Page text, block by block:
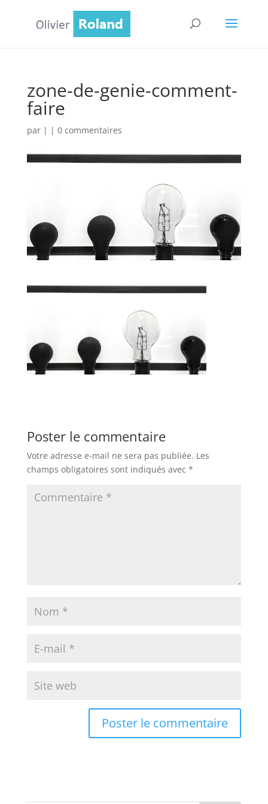
zone-de-genie-comment-
faire
par | | 0 commentaires
Poster le commentaire
Votre adresse e-mail ne sera pas publiée. Les
champs obligatoires sont indiqués avec *